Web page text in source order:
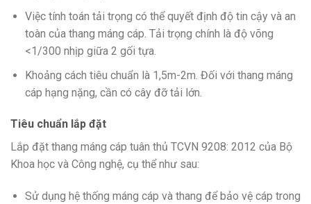
Việc tính toán tải trọng có thể quyết định độ tin cậy và an
toàn của thang máng cáp. Tải trọng chính là độ võng
<1/300 nhịp giữa 2 gối tựa.
Khoảng cách tiêu chuẩn là 1,5m-2m. Đối với thang máng
cáp hạng nặng, cần có cây đỡ tải lớn.
Tiêu chuẩn lắp đặt
Lắp đặt thang máng cáp tuân thủ TCVN 9208: 2012 của Bộ
Khoa học và Công nghệ, cụ thể như sau:
Sử dụng hệ thống máng cáp và thang để bảo vệ cáp trong